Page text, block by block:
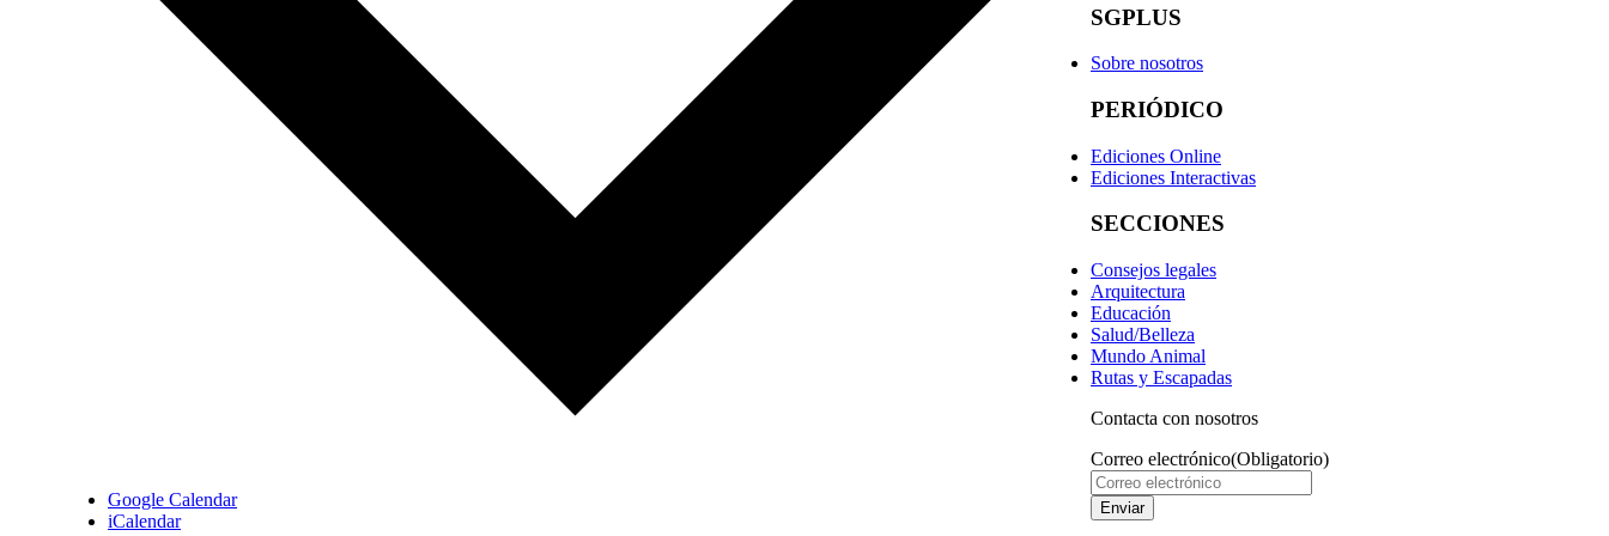
Google Calendar
iCalendar
SGPLUS
Sobre nosotros
PERIÓDICO
Ediciones Online
Ediciones Interactivas
SECCIONES
Consejos legales
Arquitectura
Educación
Salud/Belleza
Mundo Animal
Rutas y Escapadas
Contacta con nosotros
Correo electrónico(Obligatorio)